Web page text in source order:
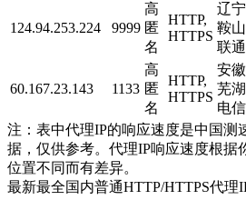
124.94.253.224 9999
高
匿
名
HTTP,
HTTPS
辽宁
鞍山
联通
60.167.23.143 1133
高
匿
名
HTTP,
HTTPS
安徽
芜湖
电信
注：表中代理IP的响应速度是中国测
据，仅供参考。代理IP响应速度根据
位置不同而有差异。
最新最全国内普通HTTP/HTTPS代理